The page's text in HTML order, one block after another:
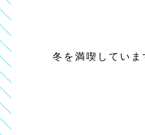
冬を満喫していま